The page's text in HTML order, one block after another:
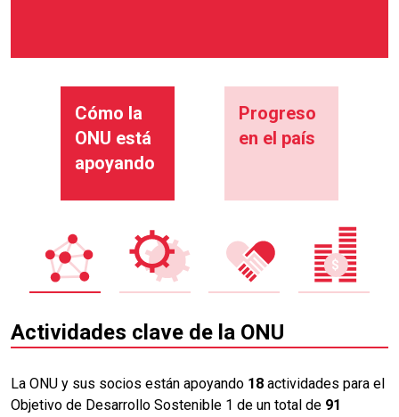
Cómo la
ONU está
apoyando
Progreso
en el país
Actividades clave de la ONU
La ONU y sus socios están apoyando 18 actividades para el
Objetivo de Desarrollo Sostenible 1 de un total de 91